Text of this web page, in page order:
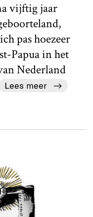
vijftig jaar
pas hoezeer
Papua in het
Nederland
Lees meer